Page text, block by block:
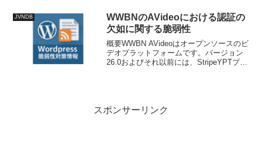
信者を操作することが可能...
JVNDB
WWBNのAVideoにおける認証の
欠如に関する脆弱性
概要WWBN AVideoはオープンソースのビ
デオプラットフォームです。バージョン
26.0およびそれ以前には、StripeYPTプラ
スポンサーリンク